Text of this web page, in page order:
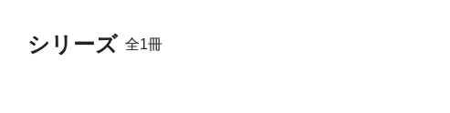
シリーズ 全1冊